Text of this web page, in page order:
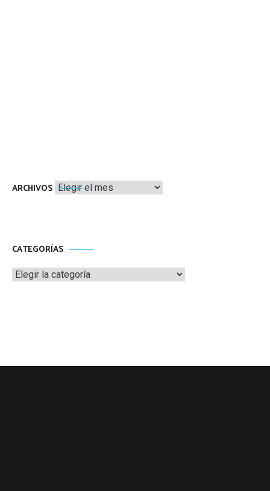
ARCHIVOS Archivos
CATEGORÍAS
Categorías